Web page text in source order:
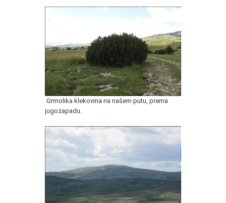
Grmolika klekovina na našem putu, prema
jugozapadu.